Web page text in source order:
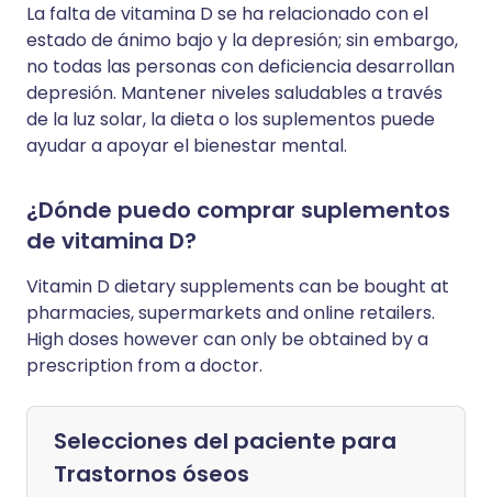
La falta de vitamina D se ha relacionado con el
estado de ánimo bajo y la depresión; sin embargo,
no todas las personas con deficiencia desarrollan
depresión. Mantener niveles saludables a través
de la luz solar, la dieta o los suplementos puede
ayudar a apoyar el bienestar mental.
¿Dónde puedo comprar suplementos
de vitamina D?
Vitamin D dietary supplements can be bought at
pharmacies, supermarkets and online retailers.
High doses however can only be obtained by a
prescription from a doctor.
Selecciones del paciente para
Trastornos óseos